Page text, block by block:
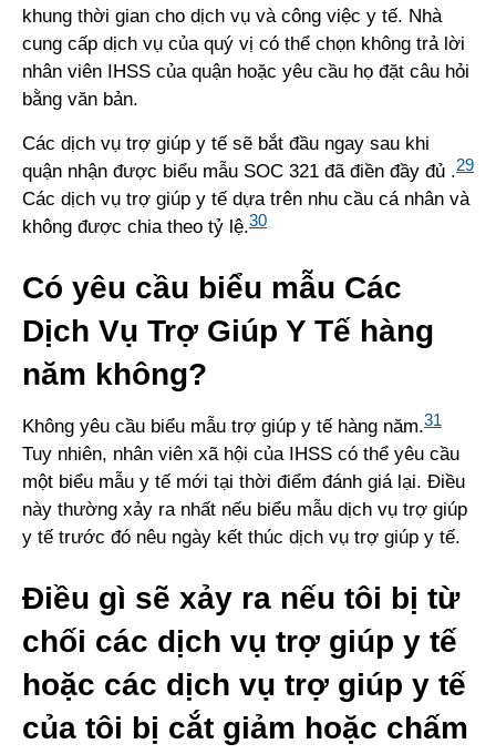
khung thời gian cho dịch vụ và công việc y tế. Nhà
cung cấp dịch vụ của quý vị có thể chọn không trả lời
nhân viên IHSS của quận hoặc yêu cầu họ đặt câu hỏi
bằng văn bản.
Các dịch vụ trợ giúp y tế sẽ bắt đầu ngay sau khi
quận nhận được biểu mẫu SOC 321 đã điền đầy đủ .29
Các dịch vụ trợ giúp y tế dựa trên nhu cầu cá nhân và
không được chia theo tỷ lệ.30
Có yêu cầu biểu mẫu Các
Dịch Vụ Trợ Giúp Y Tế hàng
năm không?
Không yêu cầu biểu mẫu trợ giúp y tế hàng năm.31
Tuy nhiên, nhân viên xã hội của IHSS có thể yêu cầu
một biểu mẫu y tế mới tại thời điểm đánh giá lại. Điều
này thường xảy ra nhất nếu biểu mẫu dịch vụ trợ giúp
y tế trước đó nêu ngày kết thúc dịch vụ trợ giúp y tế.
Điều gì sẽ xảy ra nếu tôi bị từ
chối các dịch vụ trợ giúp y tế
hoặc các dịch vụ trợ giúp y tế
của tôi bị cắt giảm hoặc chấm